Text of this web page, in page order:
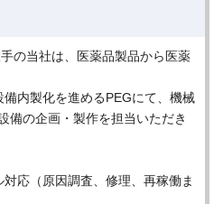
の当社は、医薬品製品から医薬
内製化を進めるPEGにて、機械
備の企画・製作を担当いただき
応（原因調査、修理、再稼働ま